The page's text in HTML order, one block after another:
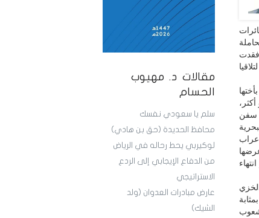
مقالات د. مهيوب
الحسام
سلم يا سعودي نفسك
محافظ الحديدة (حق بن هادي)
لوكيربي يحط رحاله في الرياض
من الدفاع الإيجابي إلى الردع
الاستراتيجي
عارض مبادرات العدوان (ولد
الشيك)
بإلحاق الحاملة
وليلتحق الجميع بأكثر من 200 ما بين سفن